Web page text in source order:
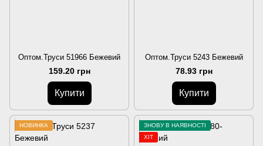
Оптом.Труси 51966 Бежевий
159.20 грн
Купити
Оптом.Труси 5243 Бежевий
78.93 грн
Купити
НОВИНКА
ЗНОВУ В НАЯВНОСТІ
ХІТ